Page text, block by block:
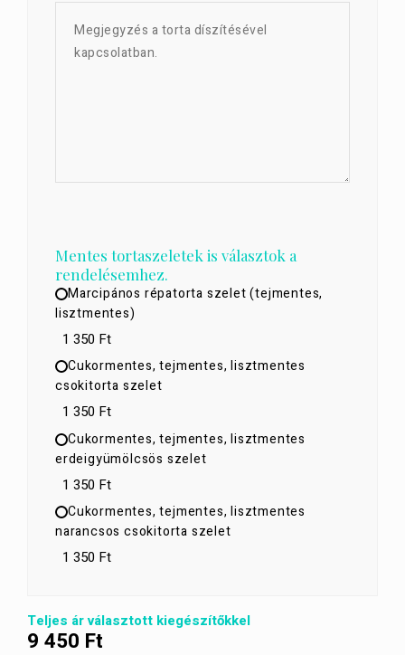
Mentes tortaszeletek is választok a
rendelésemhez.
Marcipános répatorta szelet (tejmentes,
lisztmentes)
1 350 Ft
Cukormentes, tejmentes, lisztmentes
csokitorta szelet
1 350 Ft
Cukormentes, tejmentes, lisztmentes
erdeigyümölcsös szelet
1 350 Ft
Cukormentes, tejmentes, lisztmentes
narancsos csokitorta szelet
1 350 Ft
Teljes ár választott kiegészítőkkel
9 450 Ft